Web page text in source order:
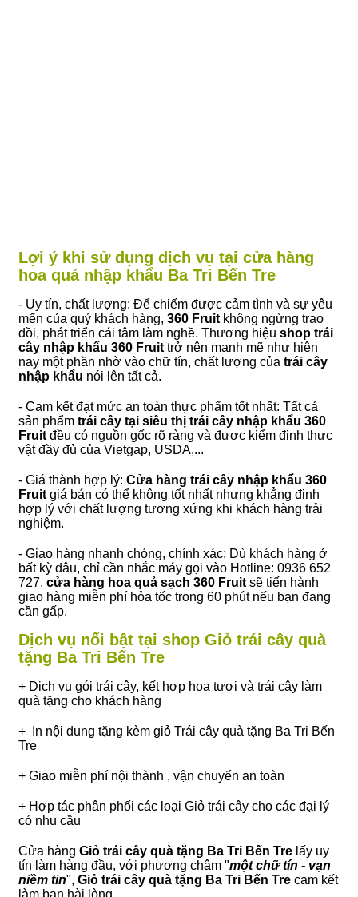
Lợi ý khi sử dụng dịch vụ tại cửa hàng
hoa quả nhập khẩu Ba Tri Bến Tre
- Uy tín, chất lượng: Để chiếm được cảm tình và sự yêu
mến của quý khách hàng, 360 Fruit không ngừng trao
dồi, phát triển cái tâm làm nghề. Thương hiệu shop trái
cây nhập khẩu 360 Fruit trở nên mạnh mẽ như hiện
nay một phần nhờ vào chữ tín, chất lượng của trái cây
nhập khẩu nói lên tất cả.
- Cam kết đạt mức an toàn thực phẩm tốt nhất: Tất cả
sản phẩm trái cây tại siêu thị trái cây nhập khẩu 360
Fruit đều có nguồn gốc rõ ràng và được kiểm định thực
vật đầy đủ của Vietgap, USDA,...
- Giá thành hợp lý: Cửa hàng trái cây nhập khẩu 360
Fruit giá bán có thể không tốt nhất nhưng khẳng định
hợp lý với chất lượng tương xứng khi khách hàng trải
nghiệm.
- Giao hàng nhanh chóng, chính xác: Dù khách hàng ở
bất kỳ đâu, chỉ cần nhắc máy gọi vào Hotline: 0936 652
727, cửa hàng hoa quả sạch 360 Fruit sẽ tiến hành
giao hàng miễn phí hỏa tốc trong 60 phút nếu bạn đang
cần gấp.
Dịch vụ nổi bật tại shop Giỏ trái cây quà
tặng Ba Tri Bến Tre
+ Dịch vụ gói trái cây, kết hợp hoa tươi và trái cây làm
quà tặng cho khách hàng
+ In nội dung tặng kèm giỏ Trái cây quà tặng Ba Tri Bến
Tre
+ Giao miễn phí nội thành , vận chuyển an toàn
+ Hợp tác phân phối các loại Giỏ trái cây cho các đại lý
có nhu cầu
Cửa hàng Giỏ trái cây quà tặng Ba Tri Bến Tre lấy uy
tín làm hàng đầu, với phương châm "một chữ tín - vạn
niềm tin", Giỏ trái cây quà tặng Ba Tri Bến Tre cam kết
làm bạn hài lòng.